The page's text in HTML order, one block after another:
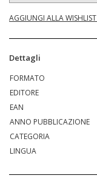
AGGIUNGI ALLA WISHLIST
Dettagli
FORMATO
EDITORE
EAN
ANNO PUBBLICAZIONE
CATEGORIA
LINGUA